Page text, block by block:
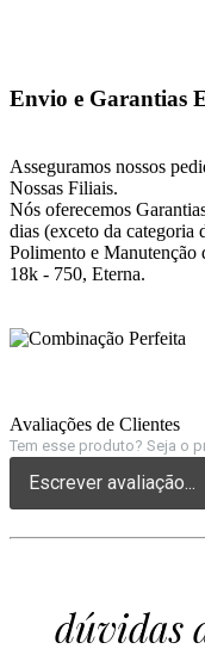
Envio e Garantias
Asseguramos nossos
Nossas Filiais.
Nós oferecemos
dias (exceto da categoria
Polimento e Manutenção
18k - 750, Eterna.
Avaliações de Clientes
Tem esse produto? Seja o
Escrever avaliação...
dúvidas